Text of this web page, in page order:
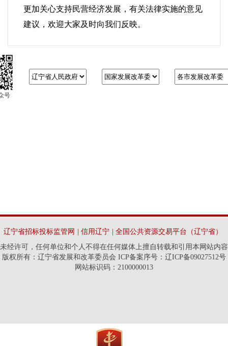
更加关心支持民营经济发展，有关法律实施的意见
建议，欢迎大家及时向我们反映。
号
辽宁省招标投标监管网 信用辽宁
全国公共资源交易平台（辽宁省）
未经许可，任何单位和个人不得在任何媒体上擅自转载和引用本网站内容
版权所有：辽宁省发展和改革委员会 ICP备案序号：辽ICP备09027512号
网站标识码：2100000013